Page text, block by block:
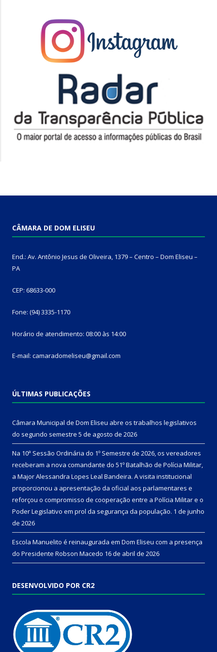
CÂMARA DE DOM ELISEU
End.: Av. Antônio Jesus de Oliveira, 1379 – Centro – Dom Eliseu –
PA
CEP: 68633-000
Fone: (94) 3335-1170
Horário de atendimento: 08:00 às 14:00
E-mail: camaradomeliseu@gmail.com
ÚLTIMAS PUBLICAÇÕES
Câmara Municipal de Dom Eliseu abre os trabalhos legislativos
do segundo semestre 5 de agosto de 2026
Na 10ª Sessão Ordinária do 1º Semestre de 2026, os vereadores
receberam a nova comandante do 51º Batalhão de Polícia Militar,
a Major Alessandra Lopes Leal Bandeira. A visita institucional
proporcionou a apresentação da oficial aos parlamentares e
reforçou o compromisso de cooperação entre a Polícia Militar e o
Poder Legislativo em prol da segurança da população. 1 de junho
de 2026
Escola Manuelito é reinaugurada em Dom Eliseu com a presença
do Presidente Robson Macedo 16 de abril de 2026
DESENVOLVIDO POR CR2